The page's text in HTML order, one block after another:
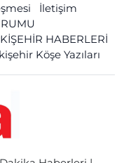
İletişim
HABERLERİ
Köşe Yazıları